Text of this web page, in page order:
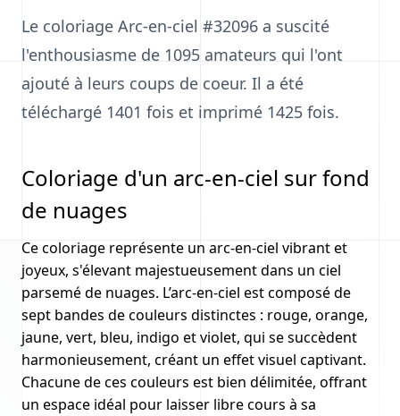
Le coloriage Arc-en-ciel #32096 a suscité
l'enthousiasme de 1095 amateurs qui l'ont
ajouté à leurs coups de coeur. Il a été
téléchargé 1401 fois et imprimé 1425 fois.
Coloriage d'un arc-en-ciel sur fond
de nuages
Ce coloriage représente un arc-en-ciel vibrant et
joyeux, s'élevant majestueusement dans un ciel
parsemé de nuages. L’arc-en-ciel est composé de
sept bandes de couleurs distinctes : rouge, orange,
jaune, vert, bleu, indigo et violet, qui se succèdent
harmonieusement, créant un effet visuel captivant.
Chacune de ces couleurs est bien délimitée, offrant
un espace idéal pour laisser libre cours à sa